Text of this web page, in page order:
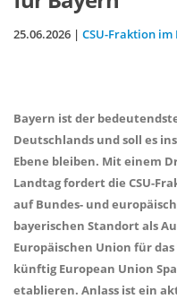
25.06.2026 | CSU-Fraktion
Bayern ist der
Deutschlands und soll es
Ebene bleiben. Mit einem
Landtag fordert die CSU-
auf Bundes- und
bayerischen Standort als
Europäischen Union für
künftig European Union
etablieren. Anlass ist ein